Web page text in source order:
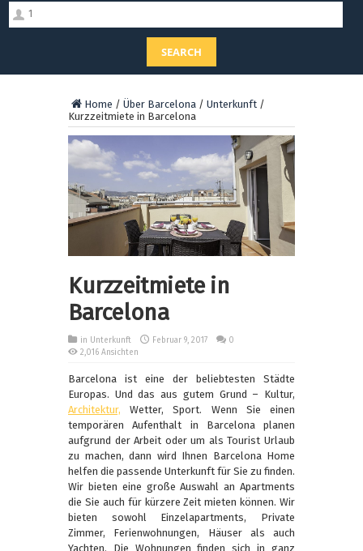
1
SEARCH
Home / Über Barcelona / Unterkunft /
Kurzzeitmiete in Barcelona
Kurzzeitmiete in
Barcelona
in Unterkunft Februar 9, 2017
0
2,016 Ansichten
Barcelona ist eine der beliebtesten Städte
Europas. Und das aus gutem Grund – Kultur,
Architektur, Wetter, Sport. Wenn Sie einen
temporären Aufenthalt in Barcelona planen
aufgrund der Arbeit oder um als Tourist Urlaub
zu machen, dann wird Ihnen Barcelona Home
helfen die passende Unterkunft für Sie zu finden.
Wir bieten eine große Auswahl an Apartments
die Sie auch für kürzere Zeit mieten können. Wir
bieten sowohl Einzelapartments, Private
Zimmer, Ferienwohnungen, Häuser als auch
Yachten. Die Wohnungen finden sich in ganz